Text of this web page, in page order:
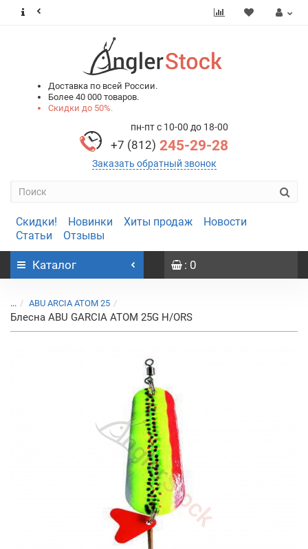
Доставка по всей России.
Более 40 000 товаров.
Скидки до 50%.
пн-пт с 10-00 до 18-00
+7 (812) 245-29-28
Заказать обратный звонок
Скидки! Новинки Хиты продаж
Новости
Статьи
Отзывы
Каталог : 0
... ABU ARCIA ATOM 25
Блесна ABU GARCIA ATOM 25G H/ORS